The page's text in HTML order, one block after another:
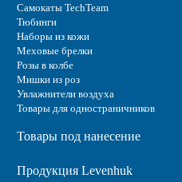
Самокаты TechTeam
Тюбинги
Наборы из кожи
Меховые брелки
Розы в колбе
Мишки из роз
Увлажнители воздуха
Товары для одностраничников
Товары под нанесение
Продукция Levenhuk